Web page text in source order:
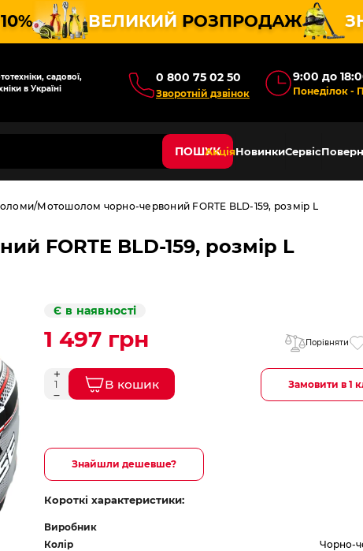
ВЕЛИКИЙ РОЗПРОДАЖ
садової,
в Україні
0 800 75 02 50
Зворотній дзвінок
9:00 до
Понеділок -
ПОШУКАкціяНовинкиСервіс
Мотошолом чорно-червоний FORTE BLD-159, розмір L
FORTE BLD-159, розмір L
Є в наявності
1 497 грн Порівняти
В кошик Замовити в 1
Знайшли дешевше?
Короткі характеристики:
Виробник
Колір
Чорно-